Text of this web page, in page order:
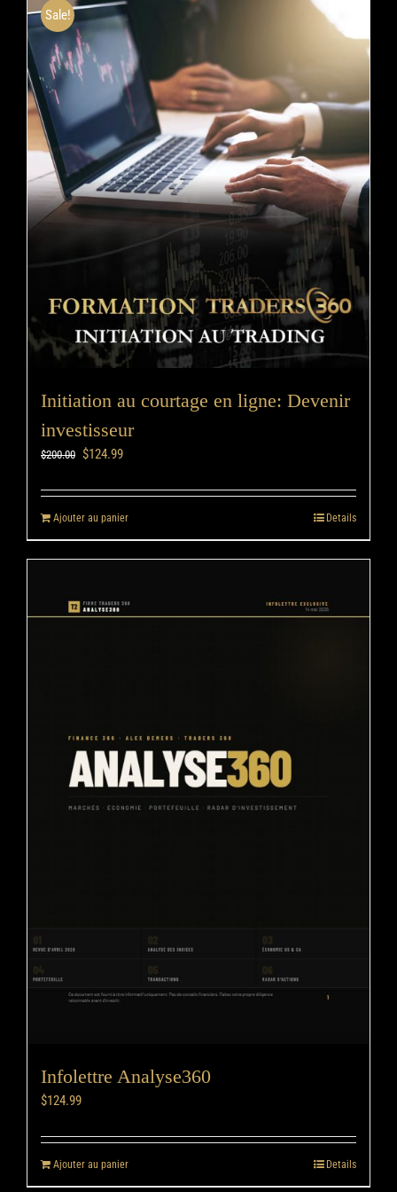
Sale!
Initiation au courtage en ligne: Devenir
investisseur
$200.00 $124.99
Ajouter au panier Details
Infolettre Analyse360
$124.99
Ajouter au panier Details